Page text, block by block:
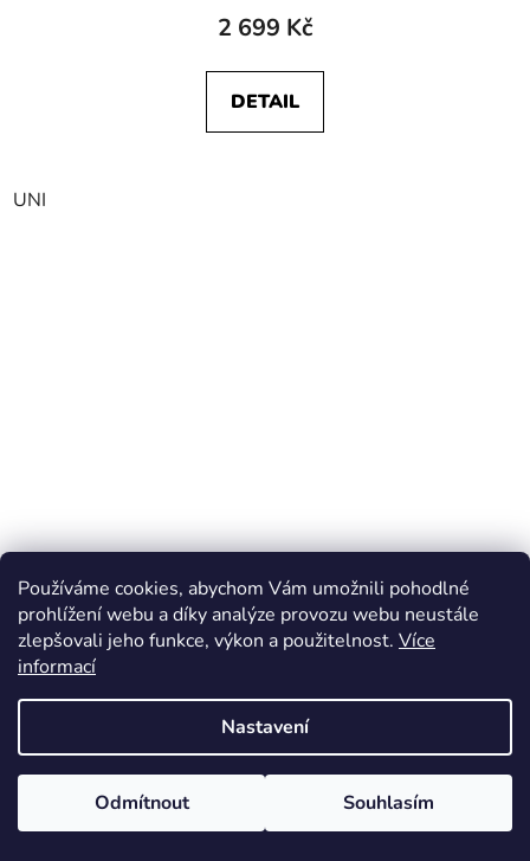
Používáme cookies, abychom Vám umožnili pohodlné
prohlížení webu a díky analýze provozu webu neustále
zlepšovali jeho funkce, výkon a použitelnost. Více
informací
Nastavení
Odmítnout Souhlasím
2 699 Kč
DETAIL
UNI